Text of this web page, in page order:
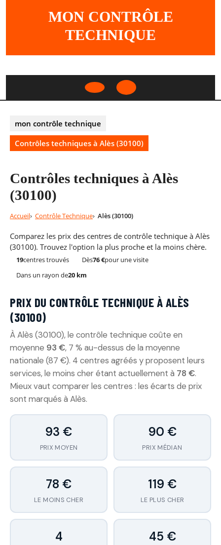
MON CONTRÔLE
TECHNIQUE
Open
mon contrôle technique
Contrôles techniques à Alès (30100)
Contrôles techniques à Alès
(30100)
Accueil Contrôle Technique Alès (30100)
Comparez les prix des centres de contrôle technique à Alès
(30100). Trouvez l'option la plus proche et la moins chère.
19centres trouvés Dès76 €pour une visite
Dans un rayon de20 km
PRIX DU CONTRÔLE TECHNIQUE À ALÈS
(30100)
À Alès (30100), le contrôle technique coûte en
moyenne 93 €, 7 % au-dessus de la moyenne
nationale (87 €). 4 centres agréés y proposent leurs
services, le moins cher étant actuellement à 78 €.
Mieux vaut comparer les centres : les écarts de prix
sont marqués à Alès.
93 €
PRIX MOYEN
90 €
PRIX MÉDIAN
78 €
LE MOINS CHER
119 €
LE PLUS CHER
4 45 €